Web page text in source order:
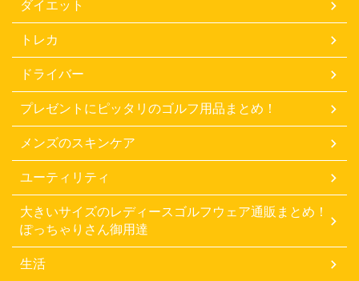
ダイエット
トレカ
ドライバー
プレゼントにピッタリのゴルフ用品まとめ！
メンズのスキンケア
ユーティリティ
大きいサイズのレディースゴルフウェア通販まとめ！
ぽっちゃりさん御用達
生活